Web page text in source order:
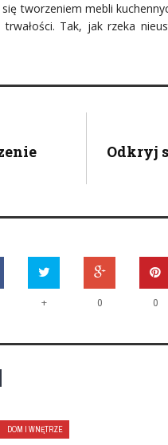
tworzeniem mebli
Tak, jak rzeka
Odkryj
+ 0 0
DOM I WNĘTRZE